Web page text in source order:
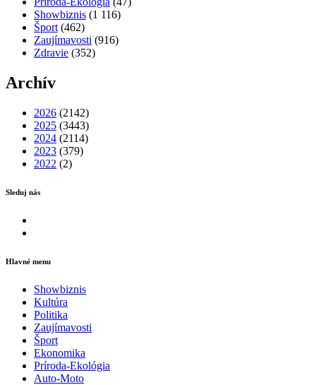
Showbiznis (1 116)
Šport (462)
Zaujímavosti (916)
Zdravie (352)
Archív
2026 (2142)
2025 (3443)
2024 (2114)
2023 (379)
2022 (2)
Sleduj nás
Hlavné menu
Showbiznis
Kultúra
Politika
Zaujímavosti
Šport
Ekonomika
Príroda-Ekológia
Auto-Moto